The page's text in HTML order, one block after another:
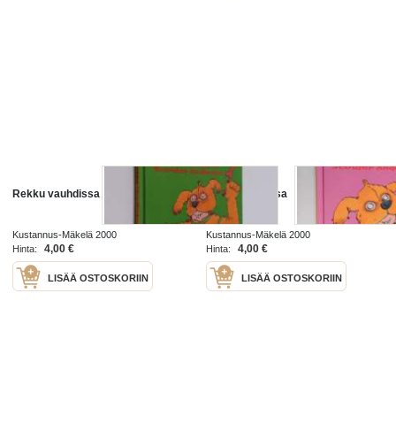
Rekku vauhdissa
Kustannus-Mäkelä 2000
Hinta:
4,00 €
LISÄÄ OSTOSKORIIN
Rekku koulussa
Kustannus-Mäkelä 2000
Hinta:
4,00 €
LISÄÄ OSTOSKORIIN